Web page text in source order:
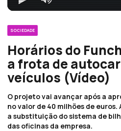
SOCIEDADE
Horários do
a frota de
veículos (Vídeo)
O projeto vai avançar após a
no valor de 40 milhões de
a substituição do sistema de
das oficinas da empresa.